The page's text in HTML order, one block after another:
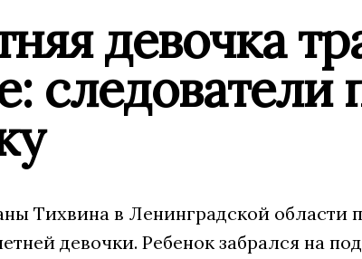
девочка
следователи
Тихвина в Ленинградской области
девочки. Ребенок забрался на